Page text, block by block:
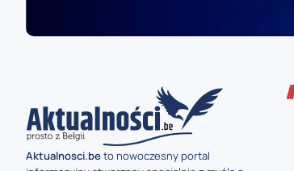
Aktualnosci.beto nowoczesny portal